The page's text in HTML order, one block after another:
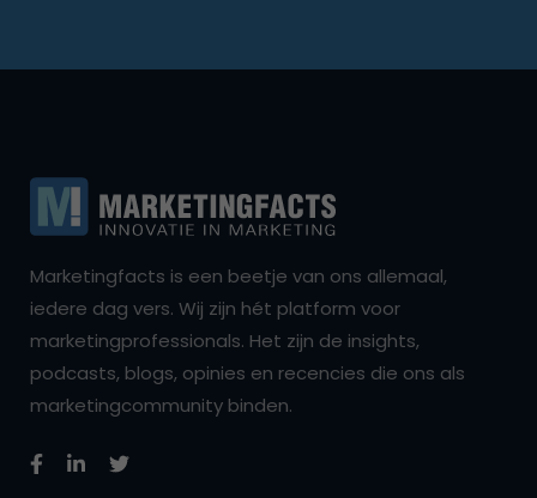
Marketingfacts is een beetje van ons allemaal,
iedere dag vers. Wij zijn hét platform voor
marketingprofessionals. Het zijn de insights,
podcasts, blogs, opinies en recencies die ons als
marketingcommunity binden.